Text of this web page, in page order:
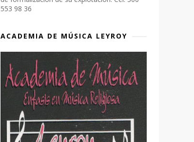
553 98 36
ACADEMIA DE MÚSICA LEYROY